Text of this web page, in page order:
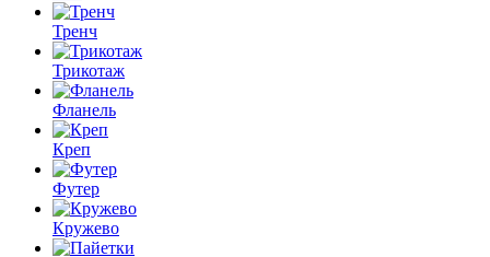
Тренч
Трикотаж
Фланель
Креп
Футер
Кружево